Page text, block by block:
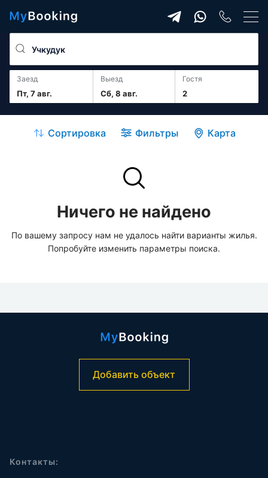
Заезд
Пт, 7 авг.
Выезд
Сб, 8 авг. 2
гостя
Сортировка Фильтры Карта
Ничего не найдено
По вашему запросу нам не удалось найти варианты жилья.
Попробуйте изменить параметры поиска.
Добавить объект
Контакты: